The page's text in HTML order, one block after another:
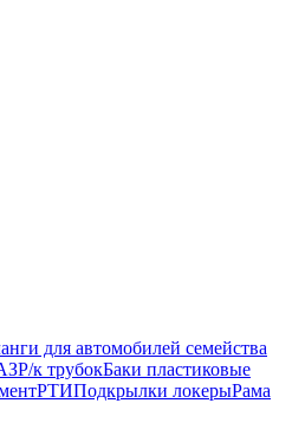
для автомобилей семейства
Р/к трубокБаки пластиковые
РТИПодкрылки локерыРама